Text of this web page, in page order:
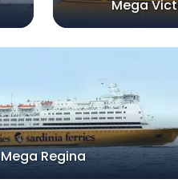
Mega
Mega Regina